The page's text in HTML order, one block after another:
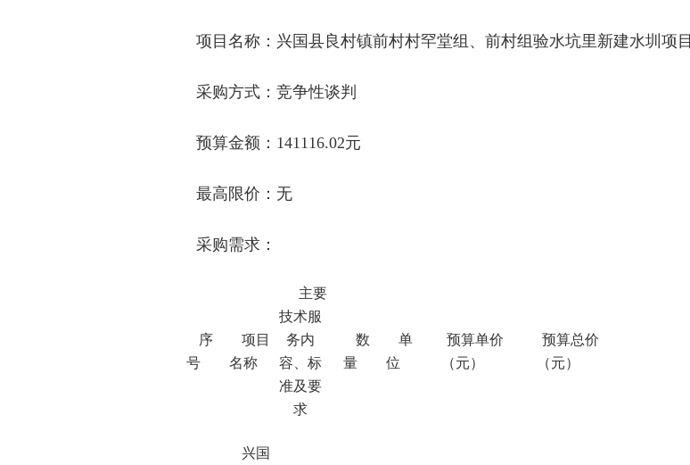
项目名称 ： 兴国县良村镇前村村罕堂组、前村组验水坑里新建水圳项目
采购方式：竞争性谈判
预算金额： 141116.02元
最高限价： 无
采购需求：
序
号
项目
名称
主要
技术服
务内
容、标
准及要
求
数
量
单
位
预算单价
（元）
预算总价
（元）
兴国